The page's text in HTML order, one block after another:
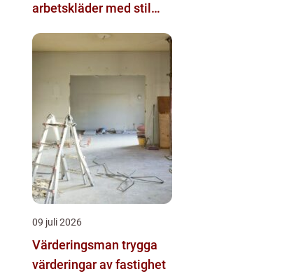
arbetskläder med stil
09 juli 2026
Värderingsman trygga
värderingar av fastighet